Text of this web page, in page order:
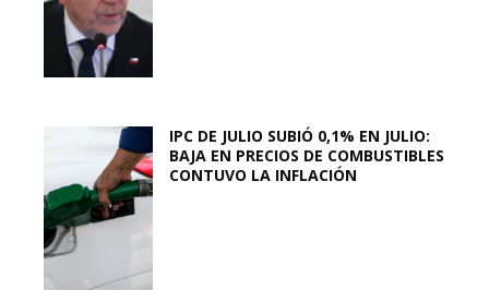
IPC DE JULIO SUBIÓ 0,1% EN JULIO:
BAJA EN PRECIOS DE COMBUSTIBLES
CONTUVO LA INFLACIÓN